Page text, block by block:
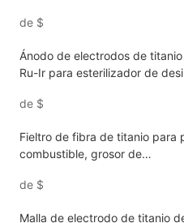
de $
Ánodo de electrodos de
Ru-Ir para esterilizador de
de $
Fieltro de fibra de titanio para
combustible, grosor de
HOMIXE
de $
Malla de electrodo de titanio